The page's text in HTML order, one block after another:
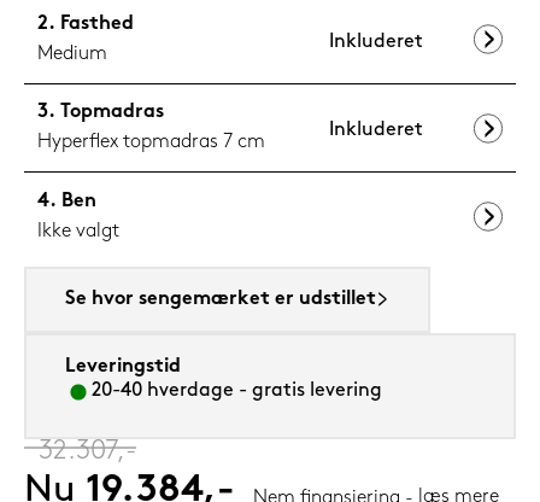
Fasthed
Medium
Inkluderet
Topmadras
Hyperflex topmadras 7 cm
Inkluderet
Ben
Ikke valgt
Se hvor sengemærket er udstillet
Leveringstid
20-40 hverdage - gratis levering
‎32.307,-
Nu 19.384,- Nem finansiering læs mere